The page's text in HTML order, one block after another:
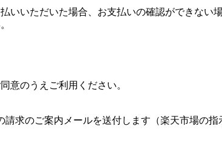
いただいた場合、お支払いの確認ができない場
意のうえご利用ください。
求のご案内メールを送付します（楽天市場の